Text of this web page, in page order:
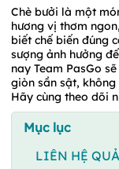
Chè bưởi là một
hương vị thơm
biết chế biến đúng
sượng ảnh hưởng
nay Team PasGo
giòn sần sật,
Hãy cùng theo dõi
Mục lục
LIÊN HỆ